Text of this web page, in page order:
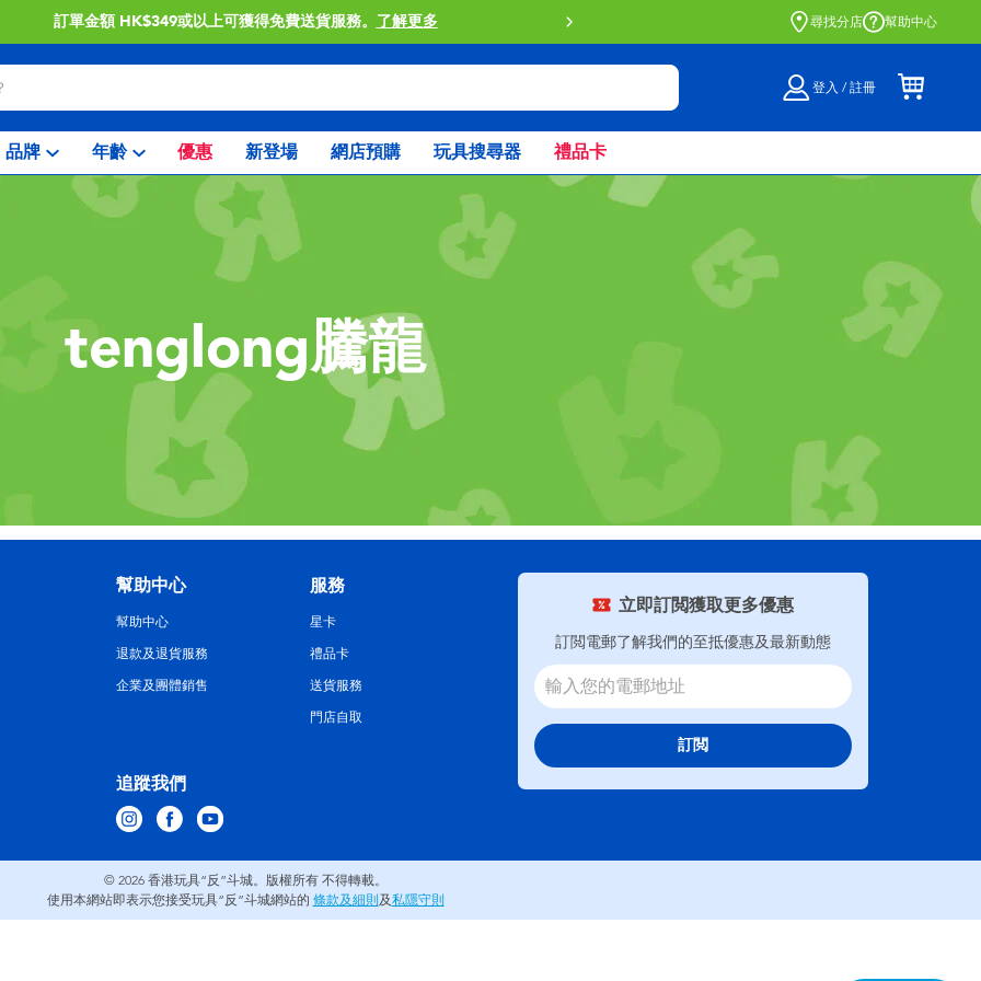
訂單金額 HK$349或以上可獲得免費送貨服務。 了解更多 門店自取服務 網上購買並在店內
尋找分店 幫助中心
登入 / 註冊
品牌 年齡 優惠 新登場 網店預購 玩具搜尋器 禮品卡
tenglong騰龍
立即訂閲獲取更多優惠
訂閲電郵了解我們的至抵優惠及最新動態
訂閲
追蹤我們
幫助中心
幫助中心
退款及退貨服務
企業及團體銷售
服務
星卡
禮品卡
送貨服務
門店自取
© 2026 香港玩具“反”斗城。版權所有 不得轉載。
使用本網站即表示您接受玩具“反”斗城網站的 條款及細則及私隱守則